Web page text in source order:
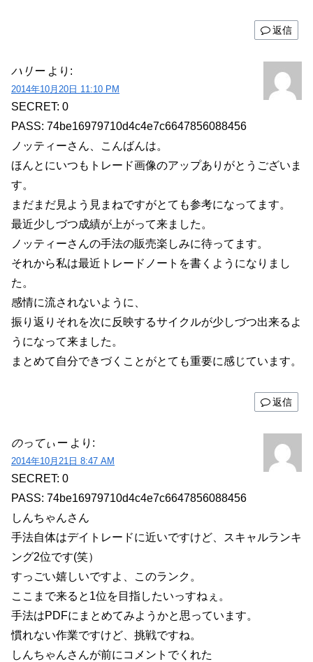
返信
ハリー より:
2014年10月20日 11:10 PM
SECRET: 0
PASS: 74be16979710d4c4e7c6647856088456
ノッティーさん、こんばんは。
ほんとにいつもトレード画像のアップありがとうございま
す。
まだまだ見よう見まねですがとても参考になってます。
最近少しづつ成績が上がって来ました。
ノッティーさんの手法の販売楽しみに待ってます。
それから私は最近トレードノートを書くようになりまし
た。
感情に流されないように、
振り返りそれを次に反映するサイクルが少しづつ出来るよ
うになって来ました。
まとめて自分できづくことがとても重要に感じています。
返信
のってぃー より:
2014年10月21日 8:47 AM
SECRET: 0
PASS: 74be16979710d4c4e7c6647856088456
しんちゃんさん
手法自体はデイトレードに近いですけど、スキャルランキ
ング2位です(笑）
すっごい嬉しいですよ、このランク。
ここまで来ると1位を目指したいっすねぇ。
手法はPDFにまとめてみようかと思っています。
慣れない作業ですけど、挑戦ですね。
しんちゃんさんが前にコメントでくれた